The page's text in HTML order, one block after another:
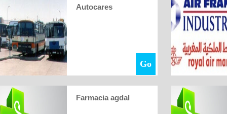
Autocares
Go
Farmacia agdal